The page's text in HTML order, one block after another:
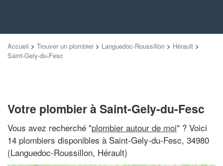
Accueil > Trouver un plombier > Languedoc-Roussillon > Hérault >
Saint-Gely-du-Fesc
Votre plombier à Saint-Gely-du-Fesc
Vous avez recherché "plombier autour de moi" ? Voici
14 plombiers disponibles à Saint-Gely-du-Fesc, 34980
(Languedoc-Roussillon, Hérault)